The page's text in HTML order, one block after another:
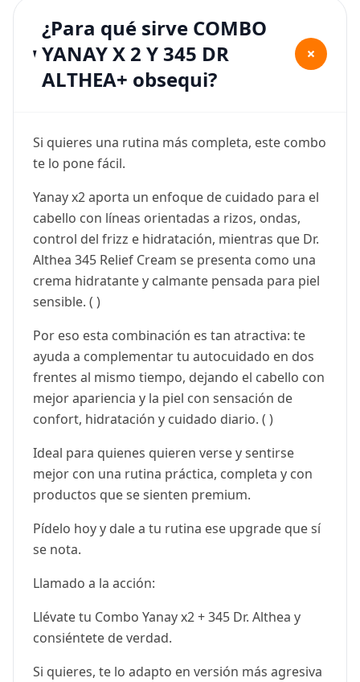
¿Para qué sirve COMBO
YANAY X 2 Y 345 DR
ALTHEA+ obsequi?
+
Si quieres una rutina más completa, este combo
te lo pone fácil.
Yanay x2 aporta un enfoque de cuidado para el
cabello con líneas orientadas a rizos, ondas,
control del frizz e hidratación, mientras que Dr.
Althea 345 Relief Cream se presenta como una
crema hidratante y calmante pensada para piel
sensible. ( )
Por eso esta combinación es tan atractiva: te
ayuda a complementar tu autocuidado en dos
frentes al mismo tiempo, dejando el cabello con
mejor apariencia y la piel con sensación de
confort, hidratación y cuidado diario. ( )
Ideal para quienes quieren verse y sentirse
mejor con una rutina práctica, completa y con
productos que se sienten premium.
Pídelo hoy y dale a tu rutina ese upgrade que sí
se nota.
Llamado a la acción:
Llévate tu Combo Yanay x2 + 345 Dr. Althea y
consiéntete de verdad.
Si quieres, te lo adapto en versión más agresiva